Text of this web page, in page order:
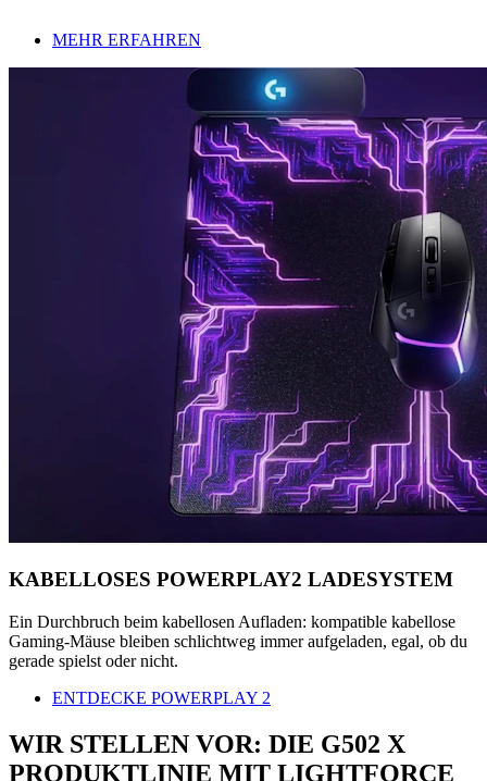
MEHR ERFAHREN
KABELLOSES POWERPLAY2 LADESYSTEM
Ein Durchbruch beim kabellosen Aufladen: kompatible kabellose
Gaming-Mäuse bleiben schlichtweg immer aufgeladen, egal, ob du
gerade spielst oder nicht.
ENTDECKE POWERPLAY 2
WIR STELLEN VOR: DIE G502 X
PRODUKTLINIE MIT LIGHTFORCE